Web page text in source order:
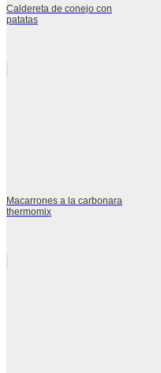
Caldereta de conejo con
patatas
Macarrones a la carbonara
thermomix